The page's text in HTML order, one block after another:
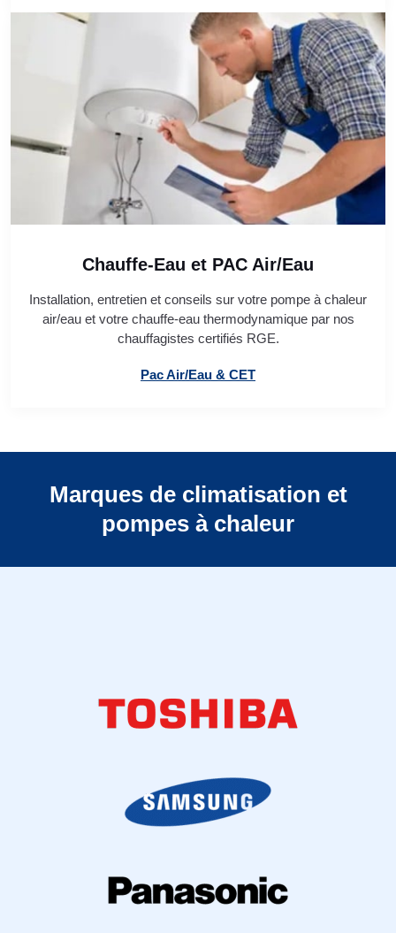
Chauffe-Eau et PAC Air/Eau
Installation, entretien et conseils sur votre pompe à chaleur
air/eau et votre chauffe-eau thermodynamique par nos
chauffagistes certifiés RGE.
Pac Air/Eau & CET
Marques de climatisation et
pompes à chaleur